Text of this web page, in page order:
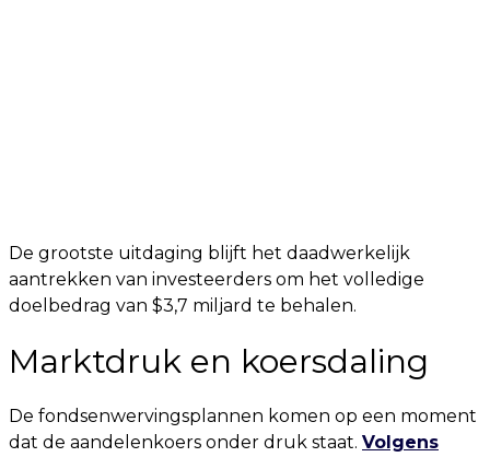
De grootste uitdaging blijft het daadwerkelijk
aantrekken van investeerders om het volledige
doelbedrag van $3,7 miljard te behalen.
Marktdruk en koersdaling
De fondsenwervingsplannen komen op een moment
dat de aandelenkoers onder druk staat. Volgens